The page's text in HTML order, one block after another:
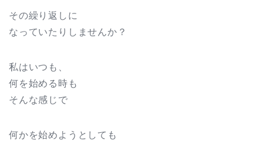
その繰り返しに
なっていたりしませんか？
私はいつも、
何を始める時も
そんな感じで
何かを始めようとしても